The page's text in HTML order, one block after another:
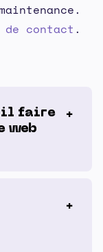
contact .
il faire
web